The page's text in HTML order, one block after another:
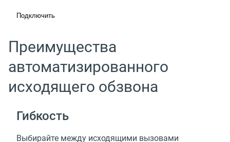
Подключить
Преимущества
автоматизированного
исходящего обзвона
Гибкость
Выбирайте между исходящими вызовами